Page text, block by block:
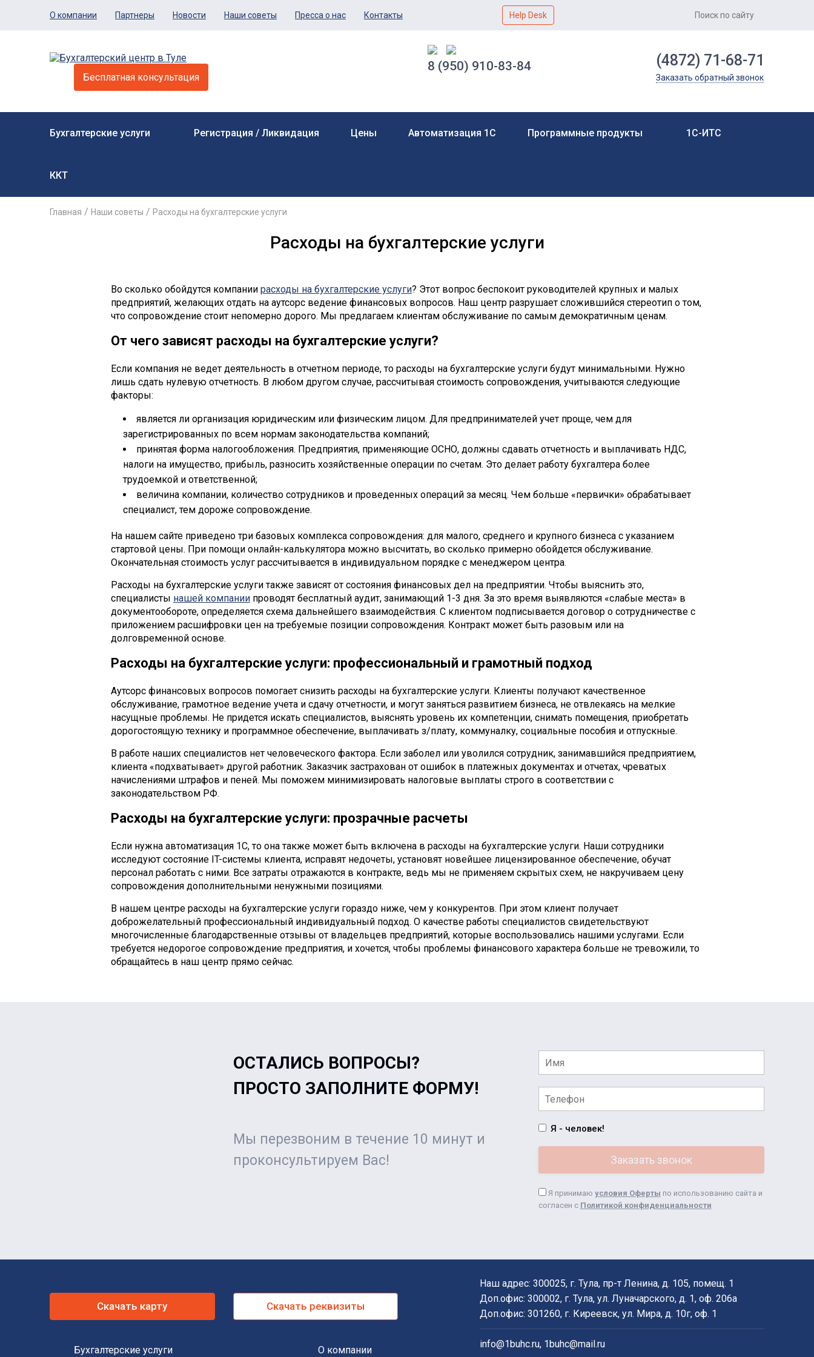
О компании Партнеры Новости Наши советы Пресса о нас Контакты Help Desk
Бесплатная консультация
8 (950) 910-83-84 (4872) 71-68-71
Заказать обратный звонок
Бухгалтерские услуги Регистрация / Ликвидация Цены Автоматизация 1С Программные продукты 1С-ИТС
ККТ
Главная / Наши советы / Расходы на бухгалтерские услуги
Расходы на бухгалтерские услуги
Во сколько обойдутся компании расходы на бухгалтерские услуги? Этот вопрос беспокоит руководителей крупных и малых
предприятий, желающих отдать на аутсорс ведение финансовых вопросов. Наш центр разрушает сложившийся стереотип о том,
что сопровождение стоит непомерно дорого. Мы предлагаем клиентам обслуживание по самым демократичным ценам.
От чего зависят расходы на бухгалтерские услуги?
Если компания не ведет деятельность в отчетном периоде, то расходы на бухгалтерские услуги будут минимальными. Нужно
лишь сдать нулевую отчетность. В любом другом случае, рассчитывая стоимость сопровождения, учитываются следующие
факторы:
является ли организация юридическим или физическим лицом. Для предпринимателей учет проще, чем для
зарегистрированных по всем нормам законодательства компаний;
принятая форма налогообложения. Предприятия, применяющие ОСНО, должны сдавать отчетность и выплачивать НДС,
налоги на имущество, прибыль, разносить хозяйственные операции по счетам. Это делает работу бухгалтера более
трудоемкой и ответственной;
величина компании, количество сотрудников и проведенных операций за месяц. Чем больше «первички» обрабатывает
специалист, тем дороже сопровождение.
На нашем сайте приведено три базовых комплекса сопровождения: для малого, среднего и крупного бизнеса с указанием
стартовой цены. При помощи онлайн-калькулятора можно высчитать, во сколько примерно обойдется обслуживание.
Окончательная стоимость услуг рассчитывается в индивидуальном порядке с менеджером центра.
Расходы на бухгалтерские услуги также зависят от состояния финансовых дел на предприятии. Чтобы выяснить это,
специалисты нашей компаниипроводят бесплатный аудит, занимающий 1-3 дня. За это время выявляются «слабые места» в
документообороте, определяется схема дальнейшего взаимодействия. С клиентом подписывается договор о сотрудничестве с
приложением расшифровки цен на требуемые позиции сопровождения. Контракт может быть разовым или на
долговременной основе.
Расходы на бухгалтерские услуги: профессиональный и грамотный подход
Аутсорс финансовых вопросов помогает снизить расходы на бухгалтерские услуги. Клиенты получают качественное
обслуживание, грамотное ведение учета и сдачу отчетности, и могут заняться развитием бизнеса, не отвлекаясь на мелкие
насущные проблемы. Не придется искать специалистов, выяснять уровень их компетенции, снимать помещения, приобретать
дорогостоящую технику и программное обеспечение, выплачивать з/плату, коммуналку, социальные пособия и отпускные.
В работе наших специалистов нет человеческого фактора. Если заболел или уволился сотрудник, занимавшийся предприятием,
клиента «подхватывает» другой работник. Заказчик застрахован от ошибок в платежных документах и отчетах, чреватых
начислениями штрафов и пеней. Мы поможем минимизировать налоговые выплаты строго в соответствии с
законодательством РФ.
Расходы на бухгалтерские услуги: прозрачные расчеты
Если нужна автоматизация 1С, то она также может быть включена в расходы на бухгалтерские услуги. Наши сотрудники
исследуют состояние IT-системы клиента, исправят недочеты, установят новейшее лицензированное обеспечение, обучат
персонал работать с ними. Все затраты отражаются в контракте, ведь мы не применяем скрытых схем, не накручиваем цену
сопровождения дополнительными ненужными позициями.
В нашем центре расходы на бухгалтерские услуги гораздо ниже, чем у конкурентов. При этом клиент получает
доброжелательный профессиональный индивидуальный подход. О качестве работы специалистов свидетельствуют
многочисленные благодарственные отзывы от владельцев предприятий, которые воспользовались нашими услугами. Если
требуется недорогое сопровождение предприятия, и хочется, чтобы проблемы финансового характера больше не тревожили, то
обращайтесь в наш центр прямо сейчас.
ОСТАЛИСЬ ВОПРОСЫ?
ПРОСТО ЗАПОЛНИТЕ ФОРМУ!
Мы перезвоним в течение 10 минут и
проконсультируем Вас!
Я - человек!
Я принимаю условия Оферты по использованию сайта и
согласен с Политикой конфиденциальности
Скачать карту Скачать реквизиты
Бухгалтерские услуги О компании
Наш адрес: 300025, г. Тула, пр-т Ленина, д. 105, помещ. 1
Доп.офис: 300002, г. Тула, ул. Луначарского, д. 1, оф. 206а
Доп.офис: 301260, г. Киреевск, ул. Мира, д. 10г, оф. 1
info@1buhc.ru, 1buhc@mail.ru